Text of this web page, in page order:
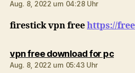
Aug. 8, 2022 um 04:28 Uhr
firestick vpn freehttps://
vpn free download for pcsagt:
Aug. 8, 2022 um 05:43 Uhr